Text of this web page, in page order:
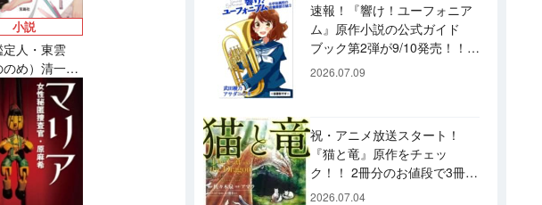
小説
人・東雲
のめ）清一郎
書かない。
速報！『響け！ユーフォニア
ム』原作小説の公式ガイド
ブック第2弾が9/10発売！！
久美子たちが引退した後の書
2026.07.09
祝・アニメ放送スタート！
『猫と竜』原作をチェッ
ク！！ 2冊分のお値段で3冊読
めるスペシャルプライスパッ
2026.07.04